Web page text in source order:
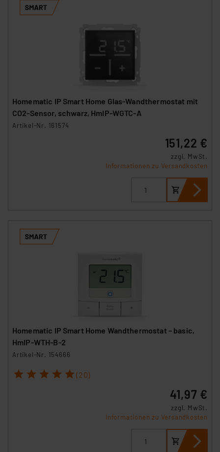
Homematic IP Smart Home Glas-Wandthermostat mit
CO2-Sensor, schwarz, HmIP-WGTC-A
Artikel-Nr. 161574
151,22 €
zzgl. MwSt.
Informationen zu Versandkosten
Homematic IP Smart Home Wandthermostat – basic,
HmIP-WTH-B-2
Artikel-Nr. 154666
1 2 3 4 5 (20)
41,97 €
zzgl. MwSt.
Informationen zu Versandkosten